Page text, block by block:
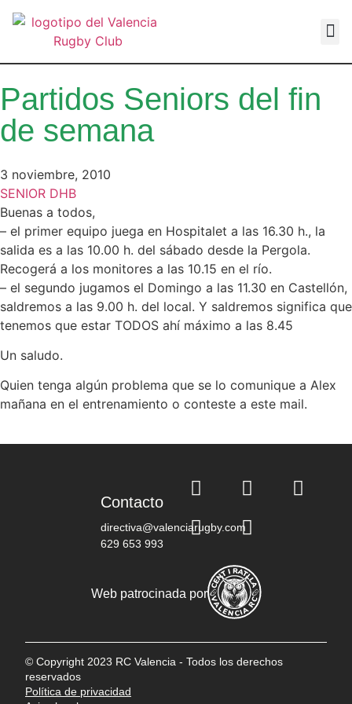
Partidos Seniors del fin
de semana
3 noviembre, 2010
SENIOR DHB
Buenas a todos,
– el primer equipo juega en Hospitalet a las 16.30 h., la
salida es a las 10.00 h. del sábado desde la Pergola.
Recogerá a los monitores a las 10.15 en el río.
– el segundo jugamos el Domingo a las 11.30 en Castellón,
saldremos a las 9.00 h. del local. Y saldremos significa que
tenemos que estar TODOS ahí máximo a las 8.45
Un saludo.
Quien tenga algún problema que se lo comunique a Alex
mañana en el entrenamiento o conteste a este mail.
Contacto
directiva@valenciarugby.com
629 653 993
Web patrocinada por
© Copyright 2023 RC Valencia - Todos los derechos
reservados
Política de privacidad